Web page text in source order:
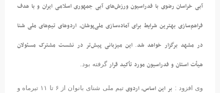
آبی خراسان رضوی با فدراسیون ورزش‌های آبی جمهوری اسلامی ایران و با هدف
فراهم‌سازی بهترین شرایط برای آماده‌سازی ملی‌پوشان، اردوهای تیم‌های ملی شنا
در مشهد برگزار خواهد شد. این میزبانی پیش‌تر در نشست مشترک مسئولان
هیأت استان و فدراسیون مورد تأکید قرارگرفته بود.
وی افزود : بر این اساس، اردوی تیم ملی شنای بانوان از ۶ تا ۱۱ تیرماه و